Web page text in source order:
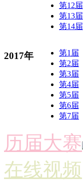
第12届
第13届
第14届
2017年
第1届
第2届
第3届
第4届
第5届
第6届
第7届
历届大赛
在线视频